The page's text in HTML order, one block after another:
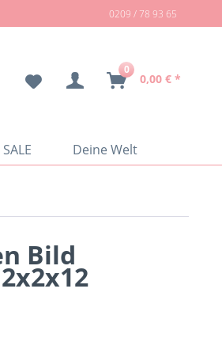
0209 / 78 93 65
0
0,00 € *
SALE Deine Welt
Bild